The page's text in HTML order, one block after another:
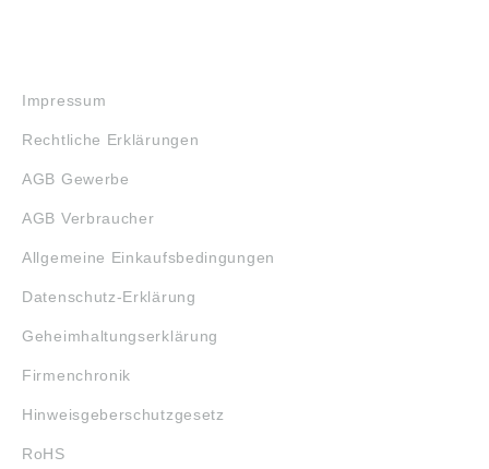
Impressum
Rechtliche Erklärungen
AGB Gewerbe
AGB Verbraucher
Allgemeine Einkaufsbedingungen
Datenschutz-Erklärung
Geheimhaltungserklärung
Firmenchronik
Hinweisgeberschutzgesetz
RoHS